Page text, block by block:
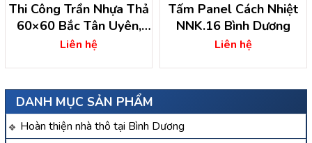
DANH MỤC SẢN PHẨM
Hoàn thiện nhà thô tại Bình Dương
Thi Công Trần Nhựa Thả
60×60 Bắc Tân Uyên,
Bình Dương
Liên hệ
Tấm Panel Cách Nhiệt
NNK.16 Bình Dương
Liên hệ